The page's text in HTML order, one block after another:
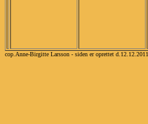
cop.Anne-Birgitte Larsson - siden er oprettet d.12.12.2011